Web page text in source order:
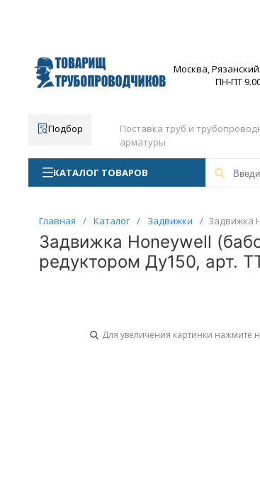
Москва, Рязанский
ПН-ПТ
Подбор
Поставка труб и
арматуры
КАТАЛОГ ТОВАРОВ
Главная / Каталог / Задвижки / Задвижка
Задвижка Honeywell
редуктором Ду150, арт.
Для увеличения картинки нажмите